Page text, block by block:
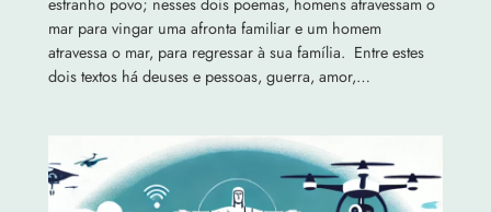
mar para vingar uma afronta familiar e um homem
atravessa o mar, para regressar à sua família. Entre estes
dois textos há deuses e pessoas, guerra, amor,…